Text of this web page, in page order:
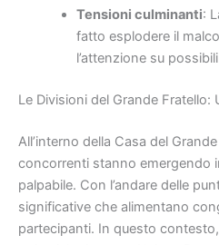
Tensioni culminanti:
fatto esplodere il
l’attenzione su
Le Divisioni del Grande Fratello:
All’interno della Casa del
concorrenti stanno emergendo
palpabile. Con l’andare delle
significative che alimentano
partecipanti. In questo